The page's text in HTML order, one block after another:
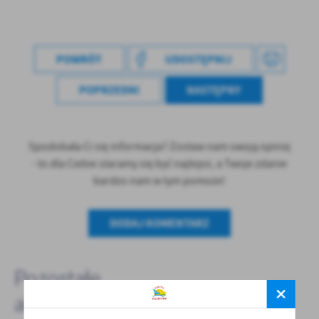
POWRÓT UDOSTĘPNIJ
POPRZEDNI NASTĘPNY
Spodobała Ci się informacja? Zostaw nam swoją opinię
- to dla Ciebie staramy się być najlepsi, a Twoje zdanie
bardzo nam w tym pomoże!
DODAJ KOMENTARZ
Pozostałe
aktualności